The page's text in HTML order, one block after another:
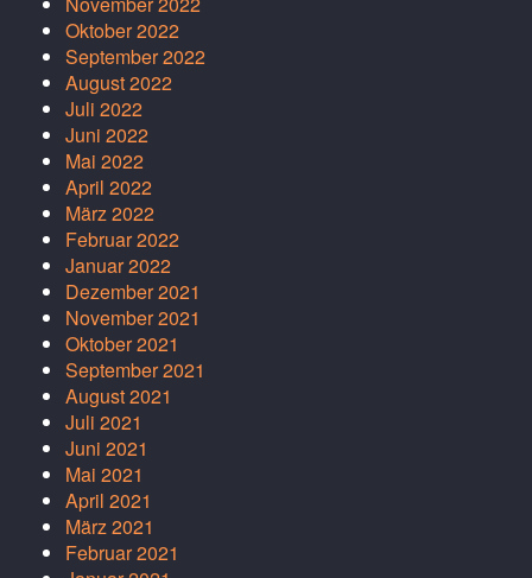
Oktober 2022
September 2022
August 2022
Juli 2022
Juni 2022
Mai 2022
April 2022
März 2022
Februar 2022
Januar 2022
Dezember 2021
November 2021
Oktober 2021
September 2021
August 2021
Juli 2021
Juni 2021
Mai 2021
April 2021
März 2021
Februar 2021